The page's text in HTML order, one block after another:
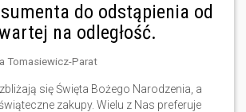
do odstąpienia od
na odległość.
Tomasiewicz-Parat
się Święta Bożego Narodzenia, a
zakupy. Wielu z Nas preferuje